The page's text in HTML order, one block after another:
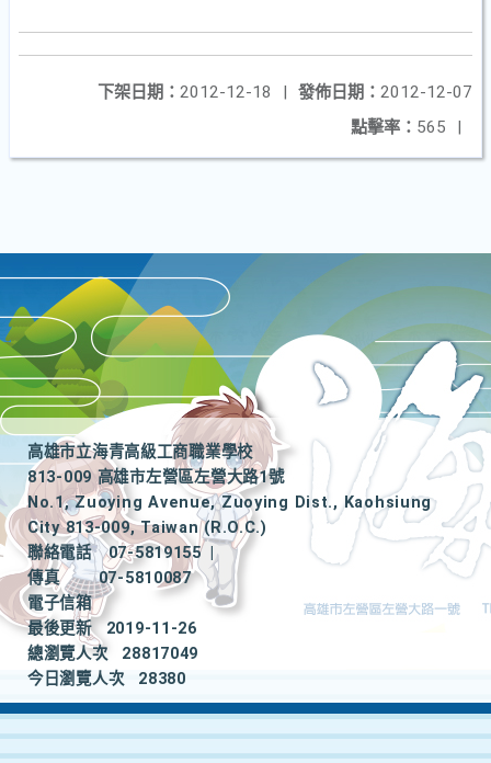
發佈日期： 2012-12-07
下架日期： 2012-12-18
|
點擊率： 565 |
高雄市立海青高級工商職業學校
813-009 高雄市左營區左營大路1號
No.1, Zuoying Avenue, Zuoying Dist., Kaohsiung
City 813-009, Taiwan (R.O.C.)
聯絡電話
07-5819155
|
傳真
07-5810087
電子信箱
最後更新
2019-11-26
總瀏覽人次
28817049
今日瀏覽人次
28380